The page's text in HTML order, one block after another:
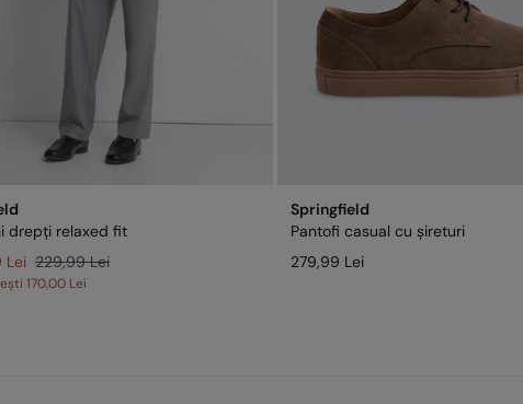
drepți relaxed fit
Lei 229,99 Lei
170,00 Lei
Springfield
Pantofi casual cu șireturi
279,99 Lei